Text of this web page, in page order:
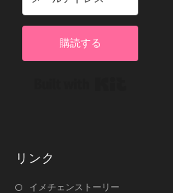
購読する
リンク
イメチェンストーリー